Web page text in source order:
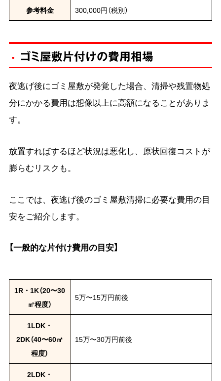
参考料金
300,000円（税別）
ゴミ屋敷片付けの費用相場
夜逃げ後にゴミ屋敷が発覚した場合、清掃や残置物処
分にかかる費用は想像以上に高額になることがありま
す。
放置すればするほど状況は悪化し、原状回復コストが
膨らむリスクも。
ここでは、夜逃げ後のゴミ屋敷清掃に必要な費用の目
安をご紹介します。
【一般的な片付け費用の目安】
1R・1K（20〜30
㎡程度）
5万〜15万円前後
1LDK・
2DK（40〜60㎡
程度）
15万〜30万円前後
2LDK・